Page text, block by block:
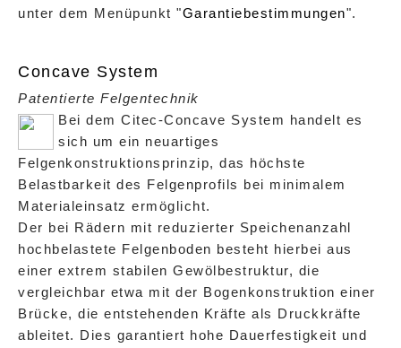
unter dem Menüpunkt "Garantiebestimmungen".
Concave System
Patentierte Felgentechnik
Bei dem Citec-Concave System handelt es
sich um ein neuartiges
Felgenkonstruktionsprinzip, das höchste
Belastbarkeit des Felgenprofils bei minimalem
Materialeinsatz ermöglicht.
Der bei Rädern mit reduzierter Speichenanzahl
hochbelastete Felgenboden besteht hierbei aus
einer extrem stabilen Gewölbestruktur, die
vergleichbar etwa mit der Bogenkonstruktion einer
Brücke, die entstehenden Kräfte als Druckkräfte
ableitet. Dies garantiert hohe Dauerfestigkeit und